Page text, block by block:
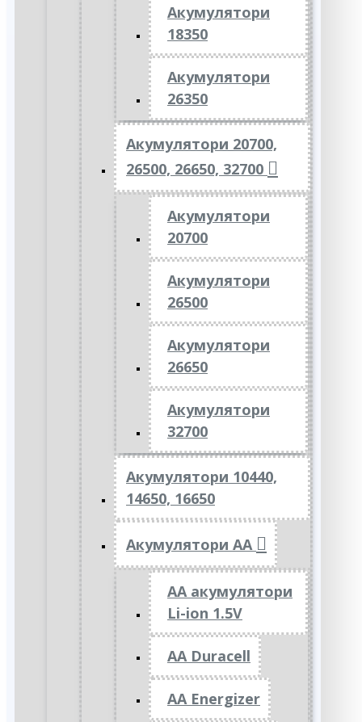
Акумулятори
18350
Акумулятори
26350
Акумулятори 20700,
26500, 26650, 32700
Акумулятори
20700
Акумулятори
26500
Акумулятори
26650
Акумулятори
32700
Акумулятори 10440,
14650, 16650
Акумулятори АА
AA акумулятори
Li-ion 1.5V
AA Duracell
AA Energizer